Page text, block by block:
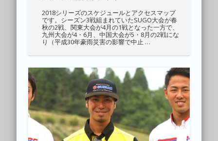
2018シリーズのスケジュールとアクセスマップ
です。シーズン3戦組まれていたSUGO大会が春
秋の2戦、関東大会が4月の1戦となった一方で、
九州大会が4・6月、中国大会が5・8月の2戦にな
り（平成30年豪雨災害の影響で中止 …